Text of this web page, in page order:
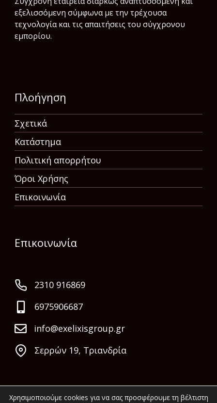
εξελισσόμενη σύμφωνα µε την τρέχουσα
τεχνολογία και τις απαιτήσεις του σύγχρονου
εμπορίου.
Πλοήγηση
Σχετικά
Κατάστημα
Πολιτική απορρήτου
Όροι Χρήσης
Επικοινωνία
Επικοινωνία
2310 916869
6975906687
info@exelixisgroup.gr
Σερρών 19, Τριανδρία
Χρησιμοποιούμε cookies για να σας προσφέρουμε τη βέλτιστη